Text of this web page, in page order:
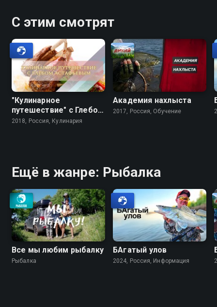
С этим смотрят
"Кулинарное
путешествие" с Глебом
Астафьевым
2018, Россия, Кулинария
Академия нахлыста
2017, Россия, Обучение
Ещё в жанре: Рыбалка
Все мы любим рыбалку
Рыбалка
БАгатый улов
2024, Россия, Информация